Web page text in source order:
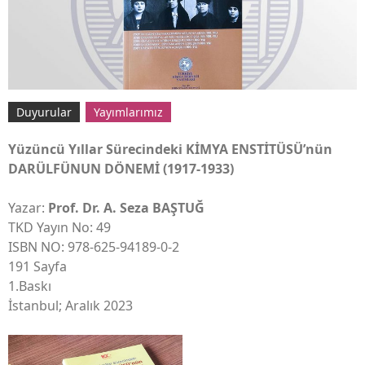
Haberler
“FACS DISTINGUISHED CONTRIBUTION TO
CHEMICAL EDUCATION 2025” ÖDÜLÜNÜ PROF.
DR. MUSTAFA SÖZBİLİR KAZANDI
Haberler
KİMYA BÖLÜMÜ ANALİTİK KİMYA ANA
BİLİMDALINDAN “DR.SELEN AYAZ” KAZANDI
Duyurular/Haberler
2021 NOBEL KİMYA ÖDÜLÜ SAHİBİ BİLİM
İNSANI DR. DAVID MacMILLAN’IN TÜRKİYE
ZİYARETİ
March 4, 2025
Duyurular/Haberler
KAMU KİMYAGERLERİNİN ÖZLÜK HAKLARININ
GERİ KAZANILMASI HAKKINDA KURULAN:
Duyurular Yayımlarımız
Yüzüncü Yıllar Sürecindeki KİMYA ENSTİTÜSÜ’nün
DARÜLFÜNUN DÖNEMİ (1917-1933)
Yazar: Prof. Dr. A. Seza BAŞTUĞ
TKD Yayın No: 49
ISBN NO: 978-625-94189-0-2
191 Sayfa
1.Baskı
İstanbul; Aralık 2023